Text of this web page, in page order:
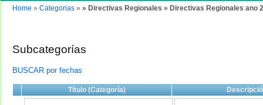
Home » Categorias » » Directivas Regionales » Directivas Regionales ano
Subcategorías
BUSCAR por fechas
Título (Categoría)